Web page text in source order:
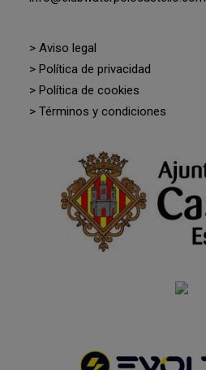
> Aviso legal
> Política de privacidad
> Política de cookies
> Términos y condiciones